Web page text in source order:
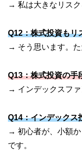
→ 私は大きなリスク
Q12：株式投資もリ
→ そう思います。た
Q13：株式投資の手
→ インデックスファ
Q14：インデックス
→ 初心者が、小額
です。